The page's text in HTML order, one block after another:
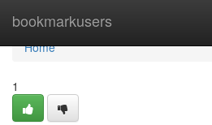
bookmarkusers
Home
Home
1